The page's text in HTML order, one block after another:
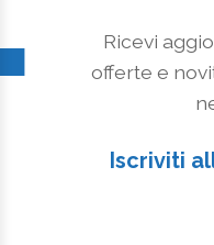
Ricevi
offerte e
Iscriviti